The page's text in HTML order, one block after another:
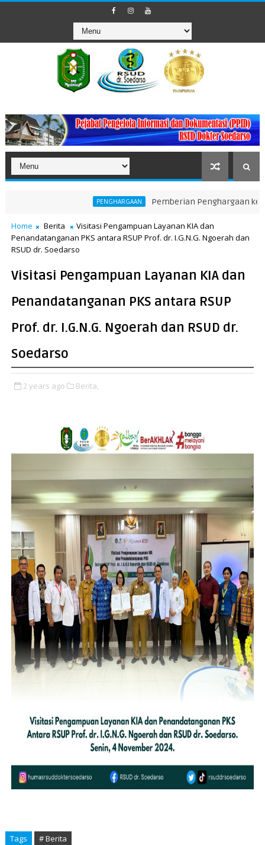
PENGHARGAAN Pemberian Penghargaan kepada
Home Berita
Visitasi Pengampuan Layanan KIA dan
Penandatanganan PKS antara RSUP Prof. dr. I.G.N.G. Ngoerah dan
RSUD dr. Soedarso
Visitasi Pengampuan Layanan KIA dan
Penandatanganan PKS antara RSUP
Prof. dr. I.G.N.G. Ngoerah dan RSUD dr.
Soedarso
2 years ago Berita,
Tags # Berita